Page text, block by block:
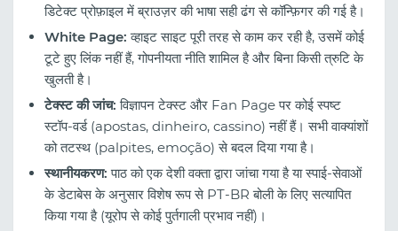
डिटेक्ट प्रोफ़ाइल में ब्राउज़र की भाषा सही ढंग से कॉन्फ़िगर की गई है।
White Page: व्हाइट साइट पूरी तरह से काम कर रही है, उसमें कोई
टूटे हुए लिंक नहीं हैं, गोपनीयता नीति शामिल है और बिना किसी त्रुटि के
खुलती है।
टेक्स्ट की जांच: विज्ञापन टेक्स्ट और Fan Page पर कोई स्पष्ट
स्टॉप-वर्ड (apostas, dinheiro, cassino) नहीं हैं। सभी वाक्यांशों
को तटस्थ (palpites, emoção) से बदल दिया गया है।
स्थानीयकरण: पाठ को एक देशी वक्ता द्वारा जांचा गया है या स्पाई-सेवाओं
के डेटाबेस के अनुसार विशेष रूप से PT-BR बोली के लिए सत्यापित
किया गया है (यूरोप से कोई पुर्तगाली प्रभाव नहीं)।